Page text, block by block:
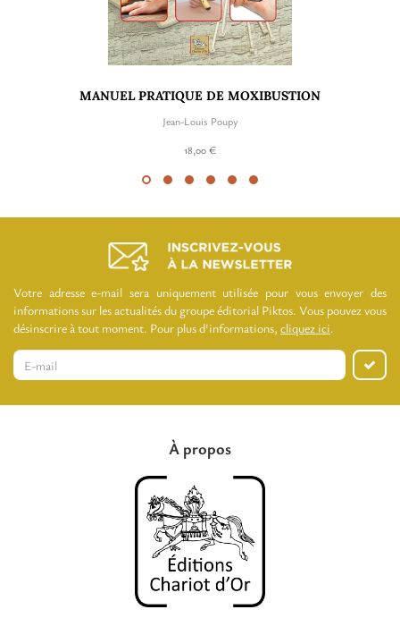
MANUEL PRATIQUE DE MOXIBUSTION
Jean-Louis Poupy
18,00 €
Votre adresse e-mail sera uniquement utilisée pour vous envoyer des
informations sur les actualités du groupe éditorial Piktos. Vous pouvez vous
désinscrire à tout moment. Pour plus d'informations, cliquez ici.
À propos